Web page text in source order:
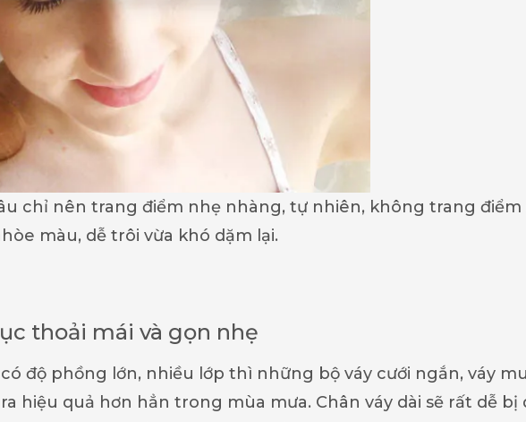
chỉ nên trang điểm nhẹ nhàng, tự nhiên, không trang điểm
màu, dễ trôi vừa khó dặm lại.
thoải mái và gọn nhẹ
có độ phồng lớn, nhiều lớp thì những bộ váy cưới ngắn, váy
hiệu quả hơn hẳn trong mùa mưa. Chân váy dài sẽ rất dễ bị